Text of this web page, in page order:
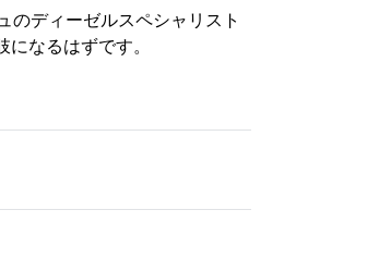
ディーゼルスペシャリスト
なるはずです。